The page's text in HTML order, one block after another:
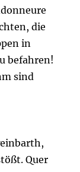
die
in
befahren!
sind
Quer